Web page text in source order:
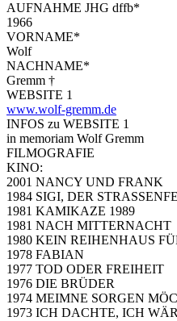
AUFNAHME JHG dffb*
1966
VORNAME*
Wolf
NACHNAME*
Gremm †
WEBSITE 1
www.wolf-gremm.de
INFOS zu WEBSITE 1
in memoriam Wolf Gremm
FILMOGRAFIE
KINO:
2001 NANCY UND FRANK
1984 SIGI, DER
1981 KAMIKAZE 1989
1981 NACH MITTERNACHT
1980 KEIN REIHENHAUS
1978 FABIAN
1977 TOD ODER FREIHEIT
1976 DIE BRÜDER
1974 MEIMNE SORGEN
1973 ICH DACHTE, ICH